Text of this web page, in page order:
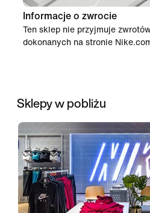
Informacje o zwrocie
Ten sklep nie przyjmuje
dokonanych na stronie
Sklepy w pobliżu